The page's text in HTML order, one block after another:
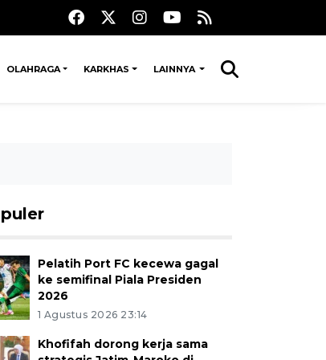
OLAHRAGA KARKHAS LAINNYA
Pelatih Port FC kecewa gagal
ke semifinal Piala Presiden
2026
1 Agustus 2026 23:14
Khofifah dorong kerja sama